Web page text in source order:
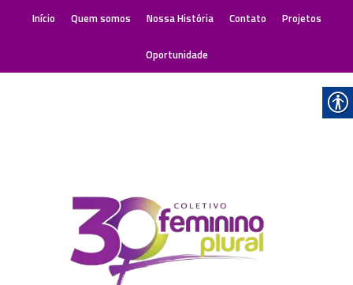
Início Quem somos Nossa História Contato Projetos
Oportunidade